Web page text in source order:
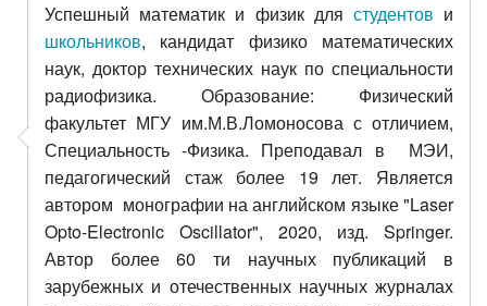
Успешный математик и физик для студентов и
школьников, кандидат физико математических
наук, доктор технических наук по специальности
радиофизика. Образование: Физический
факультет МГУ им.М.В.Ломоносова с отличием,
Специальность -Физика. Преподавал в МЭИ,
педагогический стаж более 19 лет. Является
автором монографии на английском языке "Laser
Opto-Electronic Oscillator", 2020, изд. Springer.
Автор более 60 ти научных публикаций в
зарубежных и отечественных научных журналах